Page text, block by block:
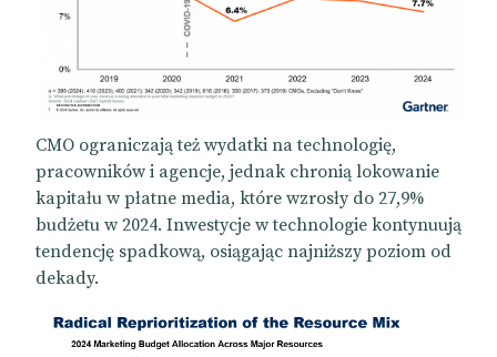
CMO ograniczają też wydatki na technologię,
pracowników i agencje, jednak chronią lokowanie
kapitału w płatne media, które wzrosły do 27,9%
budżetu w 2024. Inwestycje w technologie kontynuują
tendencję spadkową, osiągając najniższy poziom od
dekady.